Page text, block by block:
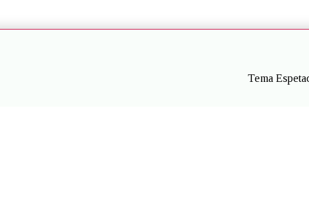
Tema